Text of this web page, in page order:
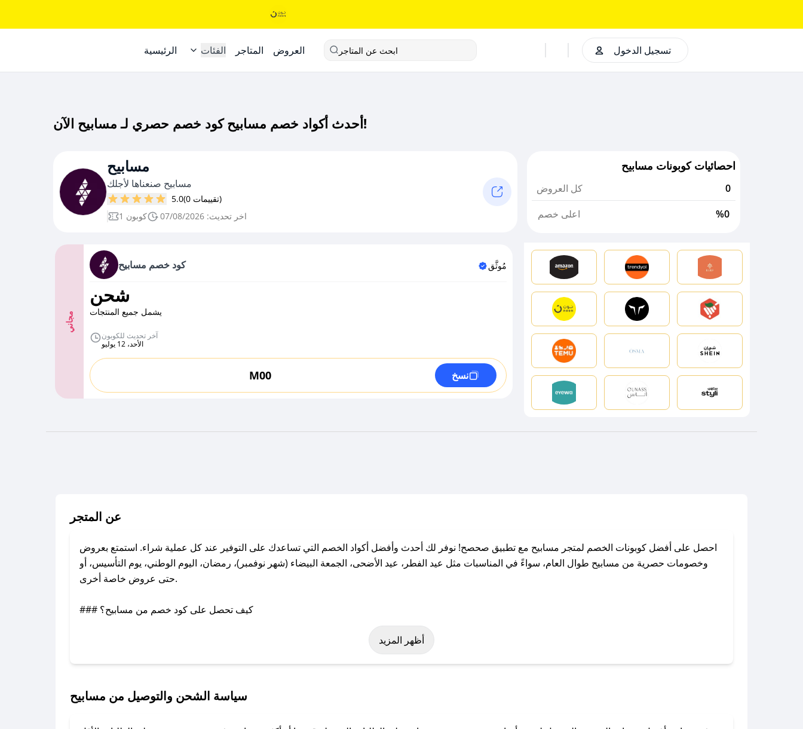
الرئيسية الفئات المتاجر العروض ابحث عن المتاجر تسجيل الدخول
أحدث أكواد خصم مسابيح كود خصم حصري لـ مسابيح الآن!
مسابيح
مسابيح صنعناها لأجلك
5.0
(0 تقييمات)
1 كوبون
اخر تحديث: 07/08/2026
احصائيات كوبونات مسابيح
كل العروض
0
اعلى خصم
%0
مجاني
كود خصم مسابيح مُوثَّق
شحن
يشمل جميع المنتجات
آخر تحديث للكوبون
الأحد، 12 يوليو
M00 نسخ
عن المتجر
احصل على أفضل كوبونات الخصم لمتجر مسابيح مع تطبيق صحصح! نوفر لك أحدث وأفضل أكواد الخصم التي تساعدك على التوفير عند كل عملية شراء. استمتع بعروض
وخصومات حصرية من مسابيح طوال العام، سواءً في المناسبات مثل عيد الفطر، عيد الأضحى، الجمعة البيضاء (شهر نوفمبر)، رمضان، اليوم الوطني، يوم التأسيس، أو
حتى عروض خاصة أخرى.
### كيف تحصل على كود خصم من مسابيح؟
باستخدام تطبيق صحصح، يمكنك العثور بسهولة على كود خصم مسابيح. وفي حال عدم توفر الكوبون، تواصل معنا عبر تويتر أو البريد الإلكتروني لإضافته بسرعة.
أظهر المزيد
سياسة الشحن والتوصيل من مسابيح